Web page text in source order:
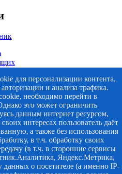
для персонализации контента,
и анализа трафика.
необходимо перейти в
это может ограничить
данным интернет ресурсом,
интересах пользователь даёт
а также без использования
в т.ч. обработку своих
(в т.ч. в сторонние сервисы
Яндекс.Метрика,
данных о посетителе (а именно IP-